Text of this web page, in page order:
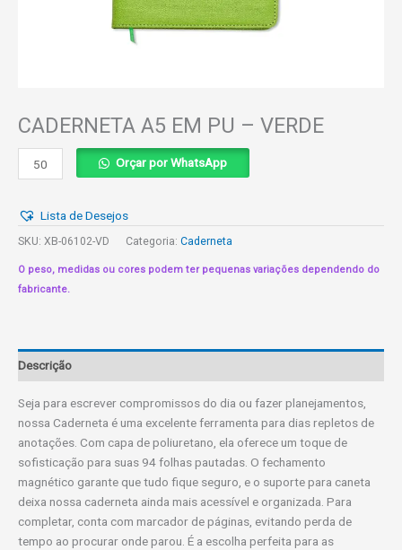
CADERNETA A5 EM PU – VERDE
CADERNETA
A5
PU
-
quantidade
Orçar por WhatsApp
Lista de Desejos
SKU: XB-06102-VD Categoria: Caderneta
O peso, medidas ou cores podem ter pequenas variações dependendo do
fabricante.
Descrição
Seja para escrever compromissos do dia ou fazer planejamentos,
nossa Caderneta é uma excelente ferramenta para dias repletos de
anotações. Com capa de poliuretano, ela oferece um toque de
sofisticação para suas 94 folhas pautadas. O fechamento
magnético garante que tudo fique seguro, e o suporte para caneta
deixa nossa caderneta ainda mais acessível e organizada. Para
completar, conta com marcador de páginas, evitando perda de
tempo ao procurar onde parou. É a escolha perfeita para as